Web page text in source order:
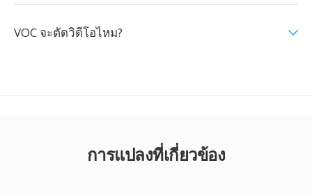
VOC จะตัดวิดีโอไหม?
การแปลงที่เกี่ยวข้อง